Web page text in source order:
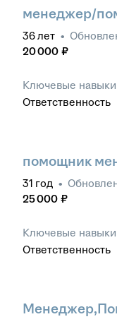
менеджер/
36лет •
20 000 ₽
Ключевые навыки
Ответственность
помощник
31 год •
25 000 ₽
Ключевые навыки
Ответственность